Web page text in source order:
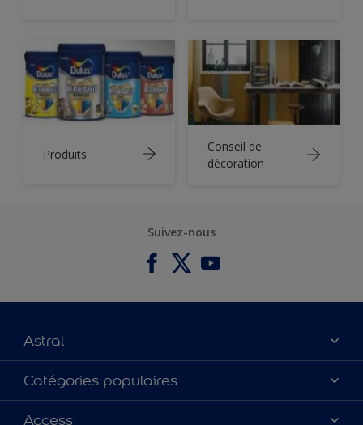
Produits
Conseil de
décoration
Suivez-nous
Astral
À propos de nous
Contactez-nous
Catégories populaires
Couleurs
Access